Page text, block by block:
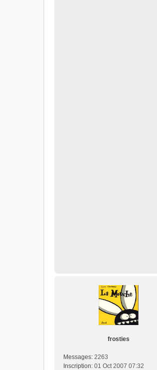
frosties
Messages: 2263
Inscription: 01 Oct 2007 07:32